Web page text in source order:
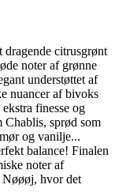
dragende citrusgrønt
noter af grønne
understøttet af
nuancer af bivoks
finesse og
Chablis, sprød som
og vanilje...
balance! Finalen
noter af
Nøøøj, hvor det